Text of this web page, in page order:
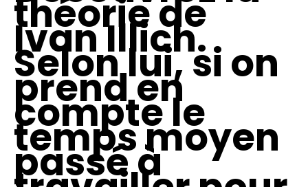
théorie de
Ivan Illich.
Selon lui, si on
prend en
compte le
temps moyen
passé à